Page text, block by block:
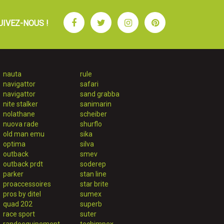
NOUS ! FacebookTwitterInstagramPinterest
nauta
navigattor
navigattor
nite stalker
nolathane
nuova rade
old man emu
optima
outback
outback prdt
parker
proaccessoires
pros by ditel
quad 202
race sport
rule
safari
sand grabba
sanimarin
scheiber
shurflo
sika
silva
smev
soderep
stan line
star brite
sumex
superb
suter